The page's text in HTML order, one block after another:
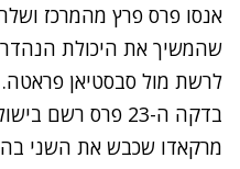
אנסו פרס פרץ מהמרכז
שהמשיך את היכולת
לרשת מול סבסטיאן פראטה.
בדקה ה-23 פרס
מרקאדו שכבש את השני